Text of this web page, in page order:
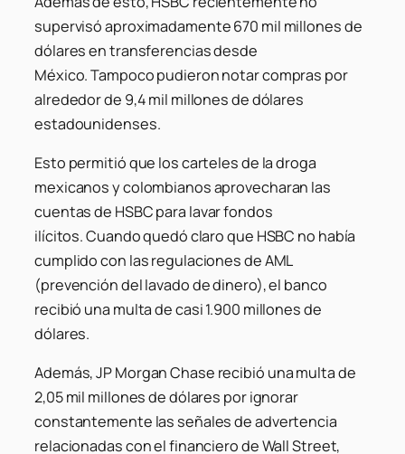
supervisó aproximadamente 670 mil millones de
dólares en transferencias desde
México. Tampoco pudieron notar compras por
alrededor de 9,4 mil millones de dólares
estadounidenses.
Esto permitió que los carteles de la droga
mexicanos y colombianos aprovecharan las
cuentas de HSBC para lavar fondos
ilícitos. Cuando quedó claro que HSBC no había
cumplido con las regulaciones de AML
(prevención del lavado de dinero), el banco
recibió una multa de casi 1.900 millones de
dólares.
Además, JP Morgan Chase recibió una multa de
2,05 mil millones de dólares por ignorar
constantemente las señales de advertencia
relacionadas con el financiero de Wall Street,